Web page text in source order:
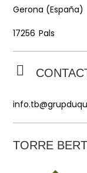
Gerona (España)
17256 Pals
TORRE